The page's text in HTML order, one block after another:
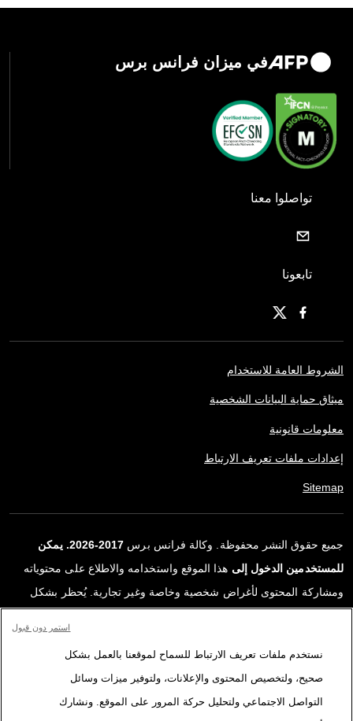
في ميزان فرانس برس
تواصلوا معنا
تابعونا
الشروط العامة للاستخدام
ميثاق حماية البيانات الشخصية
معلومات قانونية
إعدادات ملفات تعريف الارتباط
Sitemap
جميع حقوق النشر محفوظة. وكالة فرانس برس
2017-2026. يمكن
للمستخدمين الدخول إلى هذا الموقع واستخدامه والاطلاع على محتوياته
ومشاركة المحتوى لأغراض شخصية وخاصة وغير تجارية. يُحظر بشكل
ترخيص محددة موقعة مع وكالة فرانس برس. المواد والروابط الواردة في
التقارير، والتي لم تنتجها وكالة فرانس برس، مستخدمة فقط وبالقدر
اللازم كعناصر إثبات لمحتوى هذه التقارير. لم تحصل فرانس برس على أي
نستخدم ملفات تعريف الارتباط للسماح لموقعنا بالعمل بشكل
صحيح، ولتخصيص المحتوى والإعلانات، ولتوفير ميزات وسائل
التواصل الاجتماعي ولتحليل حركة المرور على الموقع. ونشارك
استمر دون قبول